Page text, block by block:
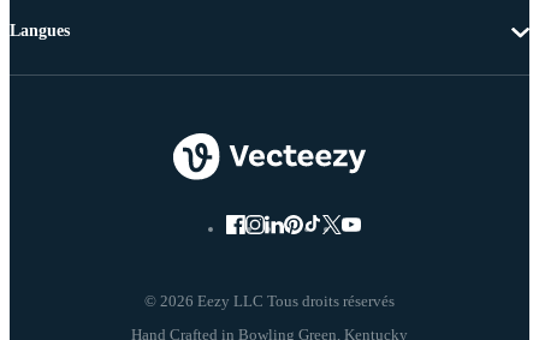
© 2026 Eezy LLC Tous droits réservés
Langues